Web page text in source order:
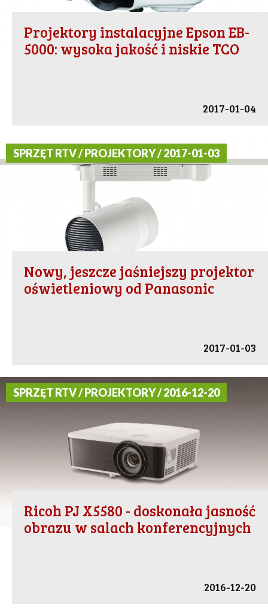
Projektory instalacyjne Epson EB-
5000: wysoka jakość i niskie TCO
2017-01-04
SPRZĘT RTV / PROJEKTORY / 2017-01-03
Nowy, jeszcze jaśniejszy projektor
oświetleniowy od Panasonic
2017-01-03
SPRZĘT RTV / PROJEKTORY / 2016-12-20
Ricoh PJ X5580 - doskonała jasność
obrazu w salach konferencyjnych
2016-12-20